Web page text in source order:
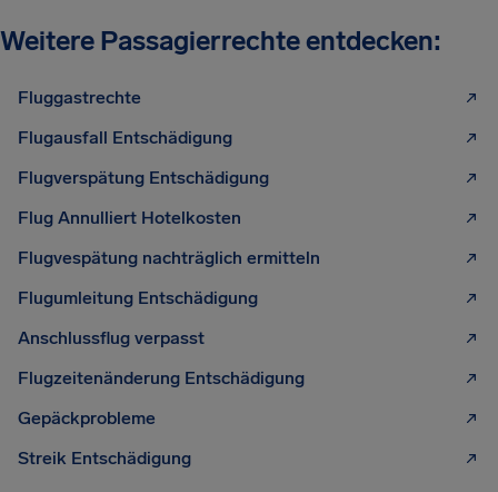
Weitere Passagierrechte entdecken:
Fluggastrechte
Flugausfall Entschädigung
Flugverspätung Entschädigung
Flug Annulliert Hotelkosten
Flugvespätung nachträglich ermitteln
Flugumleitung Entschädigung
Anschlussflug verpasst
Flugzeitenänderung Entschädigung
Gepäckprobleme
Streik Entschädigung